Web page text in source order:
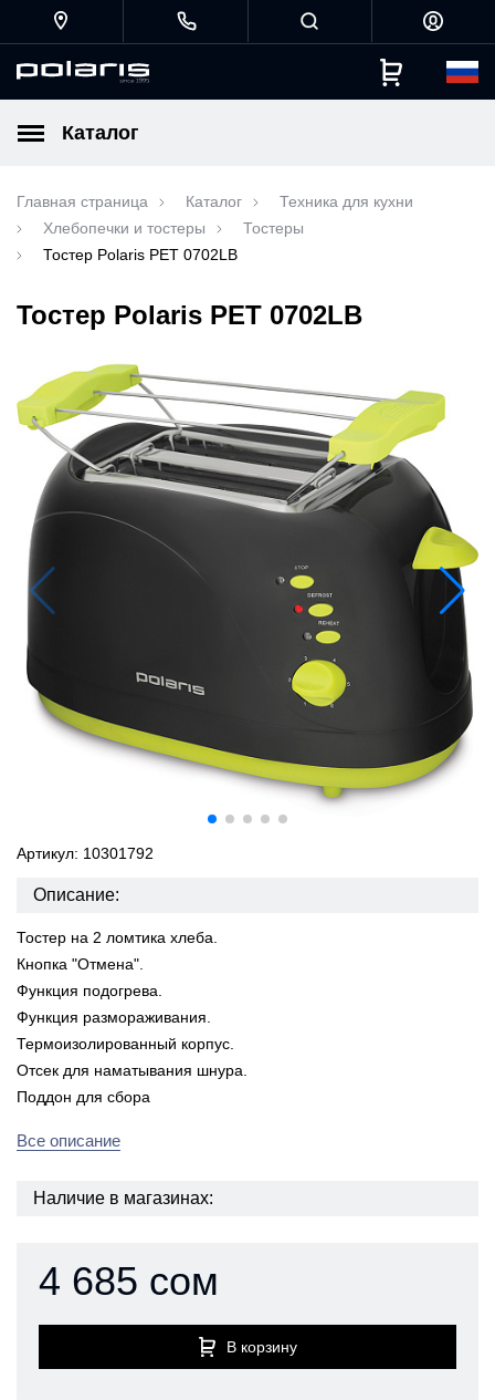
Каталог
Главная страница Каталог
Техника для кухни
Хлебопечки и тостеры
Тостеры
Тостер Polaris PET 0702LB
Тостер Polaris PET 0702LB
Артикул: 10301792
Описание:
Тостер на 2 ломтика хлеба.
Кнопка "Отмена".
Функция подогрева.
Функция размораживания.
Термоизолированный корпус.
Отсек для наматывания шнура.
Поддон для сбора
Все описание
Наличие в магазинах:
4 685 сом
В корзину